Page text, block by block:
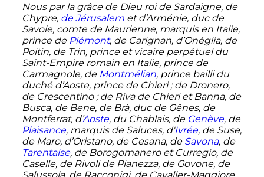
Nous par la grâce de Dieu roi de Sardaigne, de
Chypre, de Jérusalemet d’Arménie, duc de
Savoie, comte de Maurienne, marquis en Italie,
prince de Piémont, de Carignan, d’Onéglia, de
Poitin, de Trin, prince et vicaire perpétuel du
Saint-Empire romain en Italie, prince de
Carmagnole, de Montmélian, prince bailli du
duché d’Aoste, prince de Chieri ; de Dronero,
de Crescentino ; de Riva de Chieri et Banna, de
Busca, de Bene, de Brà, duc de Gênes, de
Montferrat, d’Aoste, du Chablais, de Genève, de
Plaisance, marquis de Saluces, d'Ivrée, de Suse,
de Maro, d’Oristano, de Cesana, de Savona, de
Tarentaise, de Borogomanero et Curregio, de
Caselle, de Rivoli de Pianezza, de Govone, de
Salussola, de Racconigi, de Cavaller-Maggiore,